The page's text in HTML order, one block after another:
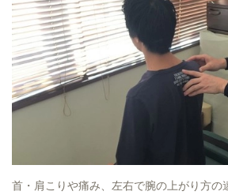
首・肩こりや痛み、左右で腕の上がり方の